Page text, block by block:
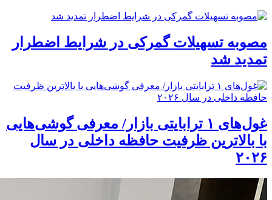
مصوبه تسهیلات گمرکی در شرایط اضطرار
تمدید شد
غول‌های ۱ ترابایتی بازار/ معرفی گوشی‌هایی
با بالاترین ظرفیت حافظه داخلی در سال
۲۰۲۶